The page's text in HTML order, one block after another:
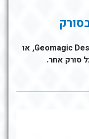
לכידת נתונים ישירות בתוך Geomagic Design X, או
סורק אחר.